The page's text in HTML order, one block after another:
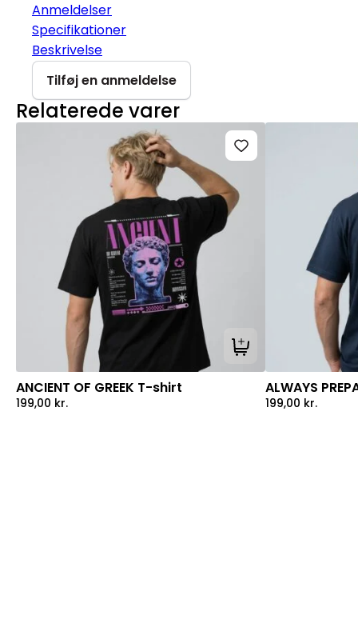
Anmeldelser
Specifikationer
Beskrivelse
Tilføj en anmeldelse
Relaterede varer
Tilføj til kurv
ANCIENT OF GREEK T-shirt
199,00 kr.
ALWAYS
199,00 kr.